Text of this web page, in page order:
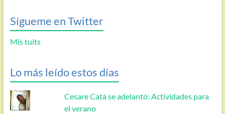
Sígueme en Twitter
Mis tuits
Lo más leído estos días
Cesare Catà se adelantó: Actividades para
el verano